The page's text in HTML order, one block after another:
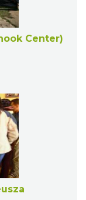
Center)